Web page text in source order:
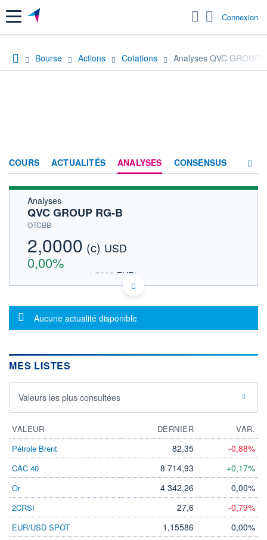
Menu Connexion
Bourse Actions Cotations Analyses QVC GROUP
COURS ACTUALITÉS ANALYSES CONSENSUS
Analyses
QVC GROUP RG-B
OTCBB
2,0000 (c) USD
0,00%
1,7303 EUR
DONNÉES TEMPS DIFFÉRÉ
Politique d'exécution
Cotation sur les autres places
0,0000
0,0000 0,0000
VOLUME
33 0,00%
VALORISATION
LIMITE À LA
BAISSE
0,0000
LIMITE À LA
0,0000
- -
DERNIER
ÉCHANGE
17.04.26 / 15:51:30
Message d'information
Aucune actualité disponible
MES LISTES
Valeurs les plus consultées
VALEUR DERNIER
VAR.
Pétrole Brent
82,35 -0,88%
CAC 40 8 714,93 +0,17%
Or 4 342,26 0,00%
2CRSI 27,6 -0,79%
EUR/USD SPOT 1,15586 0,00%